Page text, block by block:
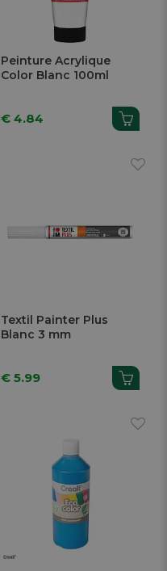
Peinture Acrylique
Color Blanc 100ml
€ 4.84
Textil Painter Plus
Blanc 3 mm
€ 5.99